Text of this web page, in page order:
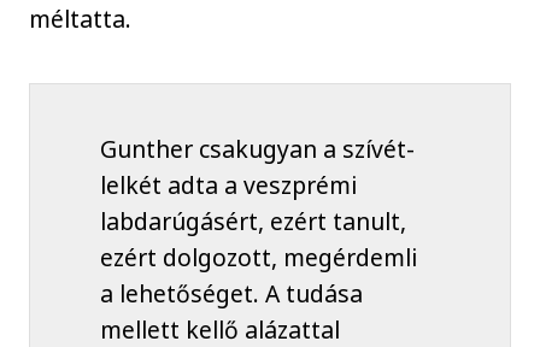
méltatta.
Gunther csakugyan a szívét-
lelkét adta a veszprémi
labdarúgásért, ezért tanult,
ezért dolgozott, megérdemli
a lehetőséget. A tudása
mellett kellő alázattal